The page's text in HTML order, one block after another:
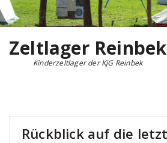
Zum
Inhalt
springen
Zeltlager Reinbek
Kinderzeltlager der KjG Reinbek
Rückblick auf die